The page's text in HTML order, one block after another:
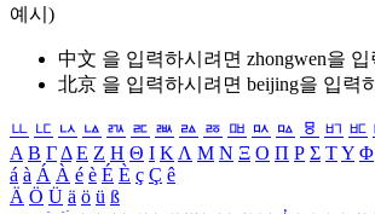
예시)
中文 을 입력하시려면 zhongwen을 입
北京 을 입력하시려면 beijing을 입력
ㅥ ㅦ ㅧ ㅨ ㅩ ㅪ ㅫ ㅬ ㅭ ㅮ ㅯ ㅰ ㅱ ㅲ ㅳ
Α Β ΓΔ Ε Ζ Η Θ Ι ΚΛ Μ Ν Ξ Ο Π Ρ Σ ΤΥ Φ
á à Á À é è É È ç Ç ê
Ä Ö Ü ä ö ü ß